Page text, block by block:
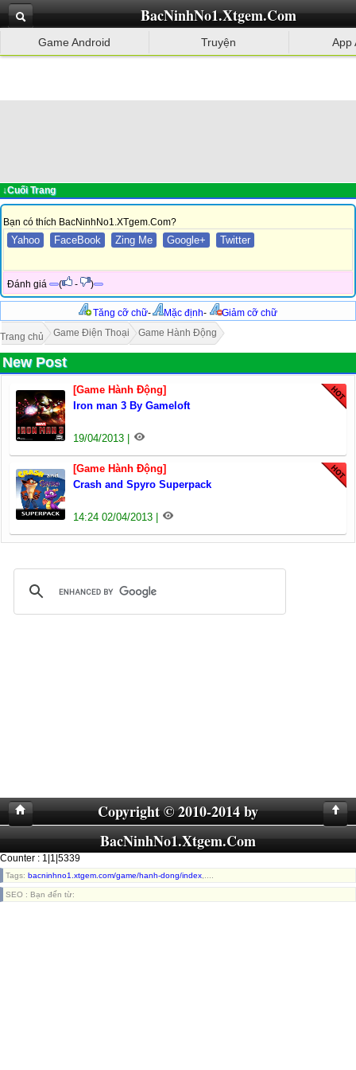
BacNinhNo1.Xtgem.Com
Game Android Truyện App
↓Cuối Trang
Bạn có thích BacNinhNo1.XTgem.Com?
Yahoo FaceBook Zing Me Google+ Twitter
Đánh giá ( - )
Tăng cỡ chữ- Mặc định- Giảm cỡ chữ
Trang chủ Game Điện Thoại Game Hành Động
New Post
[Game Hành Động]
Iron man 3 By Gameloft
19/04/2013 |
[Game Hành Động]
Crash and Spyro Superpack
14:24 02/04/2013 |
Copyright © 2010-2014 by
BacNinhNo1.Xtgem.Com
Counter : 1|1|5339
Tags: bacninhno1.xtgem.com/game/hanh-dong/index
SEO : Bạn đến từ: